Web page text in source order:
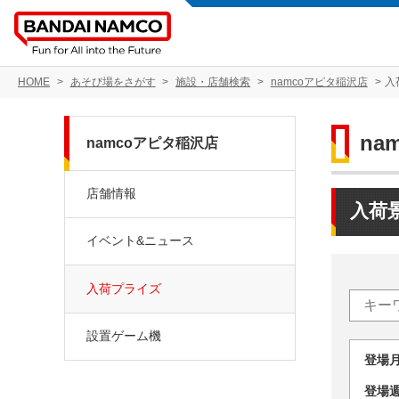
HOME あそび場をさがす 施設・店舗検索 namcoアピタ稲沢店 入
入荷
登
登
namcoアピタ稲沢店
店舗情報
イベント&ニュース
入荷プライズ
設置ゲーム機